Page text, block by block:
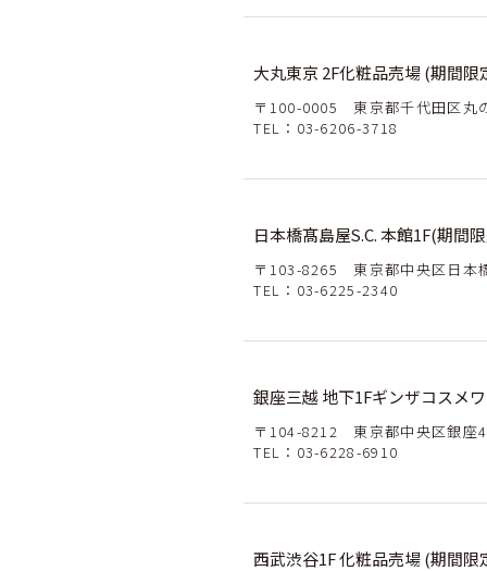
大丸東京 2F化粧品売場 (期間限
〒100-0005 東京都千代田区丸
TEL： 03-6206-3718
日本橋髙島屋S.C. 本館1F(期間
〒103-8265 東京都中央区日本
TEL： 03-6225-2340
銀座三越 地下1Fギンザコスメ
〒104-8212 東京都中央区銀座
TEL： 03-6228-6910
西武渋谷1F 化粧品売場 (期間限